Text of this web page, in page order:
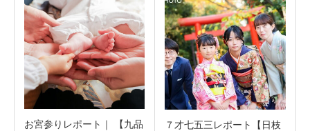
お宮参りレポート｜ 【九品
７才七五三レポート【日枝